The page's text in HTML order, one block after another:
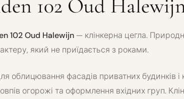
102 Oud
102 Oud Halewijn— клінкерна цегла.
який не приїдається з роками.
облицювання фасадів приватних будинків і
огорожі та оформлення вхідних груп.